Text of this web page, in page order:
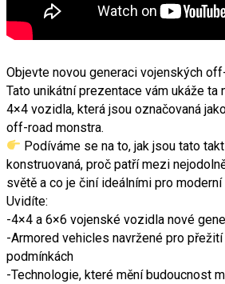
Objevte novou generaci vojenských
Tato unikátní prezentace vám ukáže ta
4×4 vozidla, která jsou označovaná
off-road monstra.
Podíváme se na to, jak jsou tato
konstruovaná, proč patří mezi
světě a co je činí ideálními pro
Uvidíte:
-4×4 a 6×6 vojenské vozidla nové
-Armored vehicles navržené pro
podmínkách
-Technologie, které mění budoucnost